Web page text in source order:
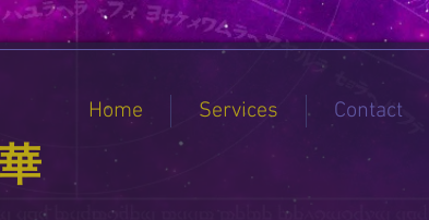
華
Home Services Contact